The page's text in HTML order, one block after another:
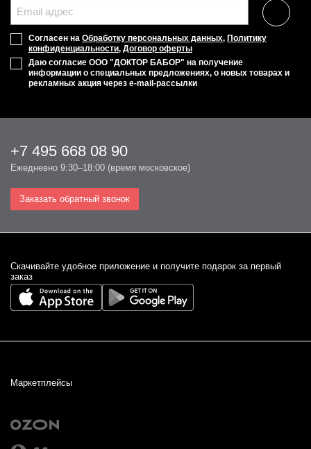
Согласен на Обработку персональных данных, Политику
конфиденциальности, Договор оферты
Даю согласие ООО "ДОКТОР БАБОР" на получение
информации о специальных предложениях, о новых товарах и
рекламных акция через e-mail-рассылки
+7 495 668 08 90
Ежедневно 9:30–18:00 (время московское)
Заказать обратный звонок
Cкачивайте удобное приложение и получите подарок за первый
заказ
Маркетплейсы